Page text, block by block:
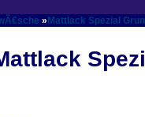
» Mattlack Spezial